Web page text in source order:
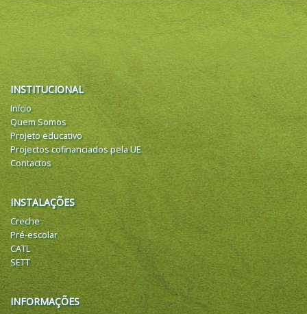
INSTITUCIONAL
Início
Quem Somos
Projeto educativo
Projectos cofinanciados pela UE
Contactos
INSTALAÇÕES
Creche
Pré-escolar
CATL
SETT
INFORMAÇÕES